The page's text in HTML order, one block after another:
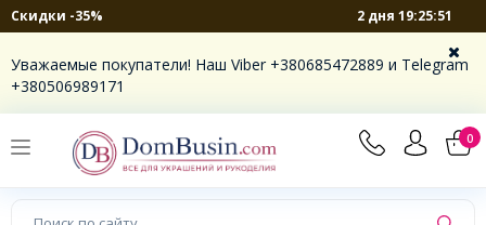
Скидки -35% 2 дня 19:25:51
Уважаемые покупатели! Наш Viber +380685472889 и Telegram
+380506989171
0
×